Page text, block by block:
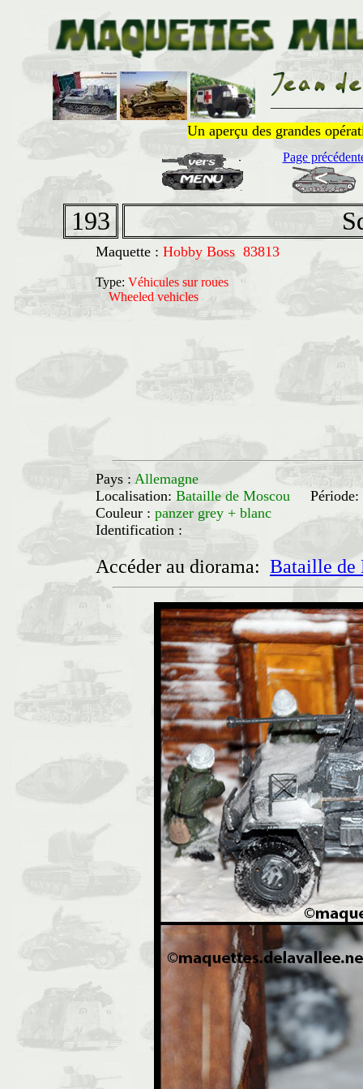
Un aperçu des grandes
Page
193
Maquette : Hobby Boss 83813
Type: Véhicules sur roues
Wheeled vehicles
Pays : Allemagne
Localisation: Bataille de Moscou Période:
Couleur : panzer grey + blanc
Identification :
Accéder au diorama: Bataille de